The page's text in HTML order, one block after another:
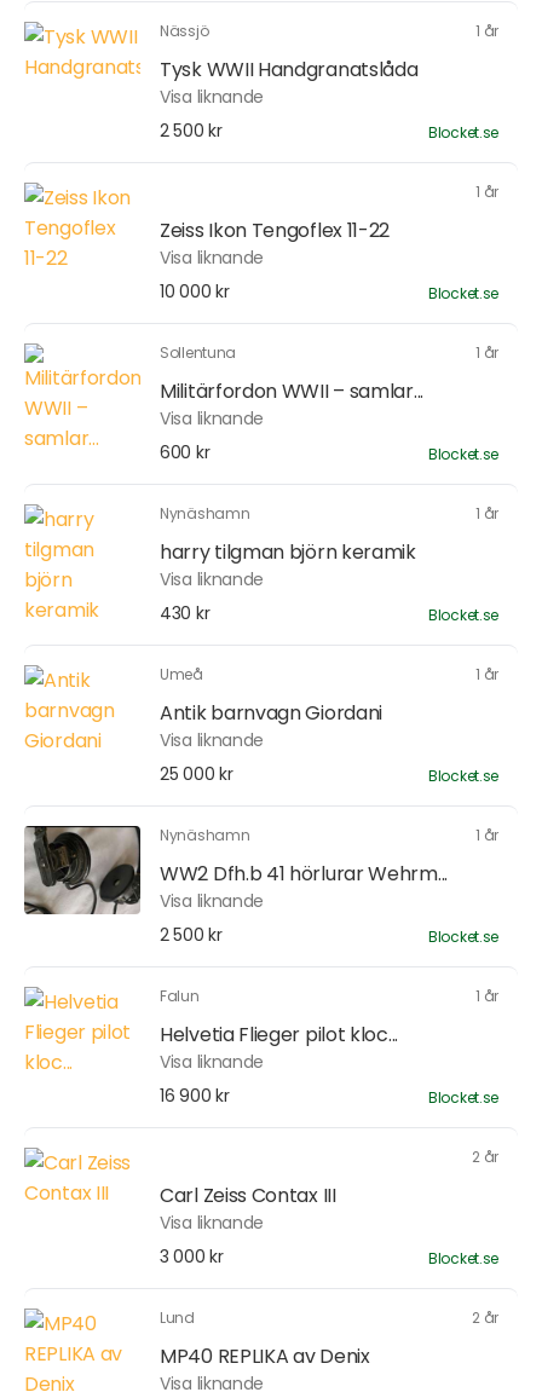
Nässjö 1 år
Tysk WWII Handgranatslåda
Visa liknande
2 500 kr
Blocket.se
1 år
Zeiss Ikon Tengoflex 11-22
Visa liknande
10 000 kr
Blocket.se
Sollentuna 1 år
Militärfordon WWII – samlar...
Visa liknande
600 kr
Blocket.se
Nynäshamn 1 år
harry tilgman björn keramik
Visa liknande
430 kr
Blocket.se
Umeå 1 år
Antik barnvagn Giordani
Visa liknande
25 000 kr
Blocket.se
Nynäshamn 1 år
WW2 Dfh.b 41 hörlurar Wehrm...
Visa liknande
2 500 kr
Blocket.se
Falun 1 år
Helvetia Flieger pilot kloc...
Visa liknande
16 900 kr
Blocket.se
2 år
Carl Zeiss Contax III
Visa liknande
3 000 kr
Blocket.se
Lund 2 år
MP40 REPLIKA av Denix
Visa liknande